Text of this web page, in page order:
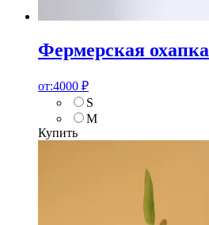
Фермерская охапка
от:4000 ₽
S
M
Купить